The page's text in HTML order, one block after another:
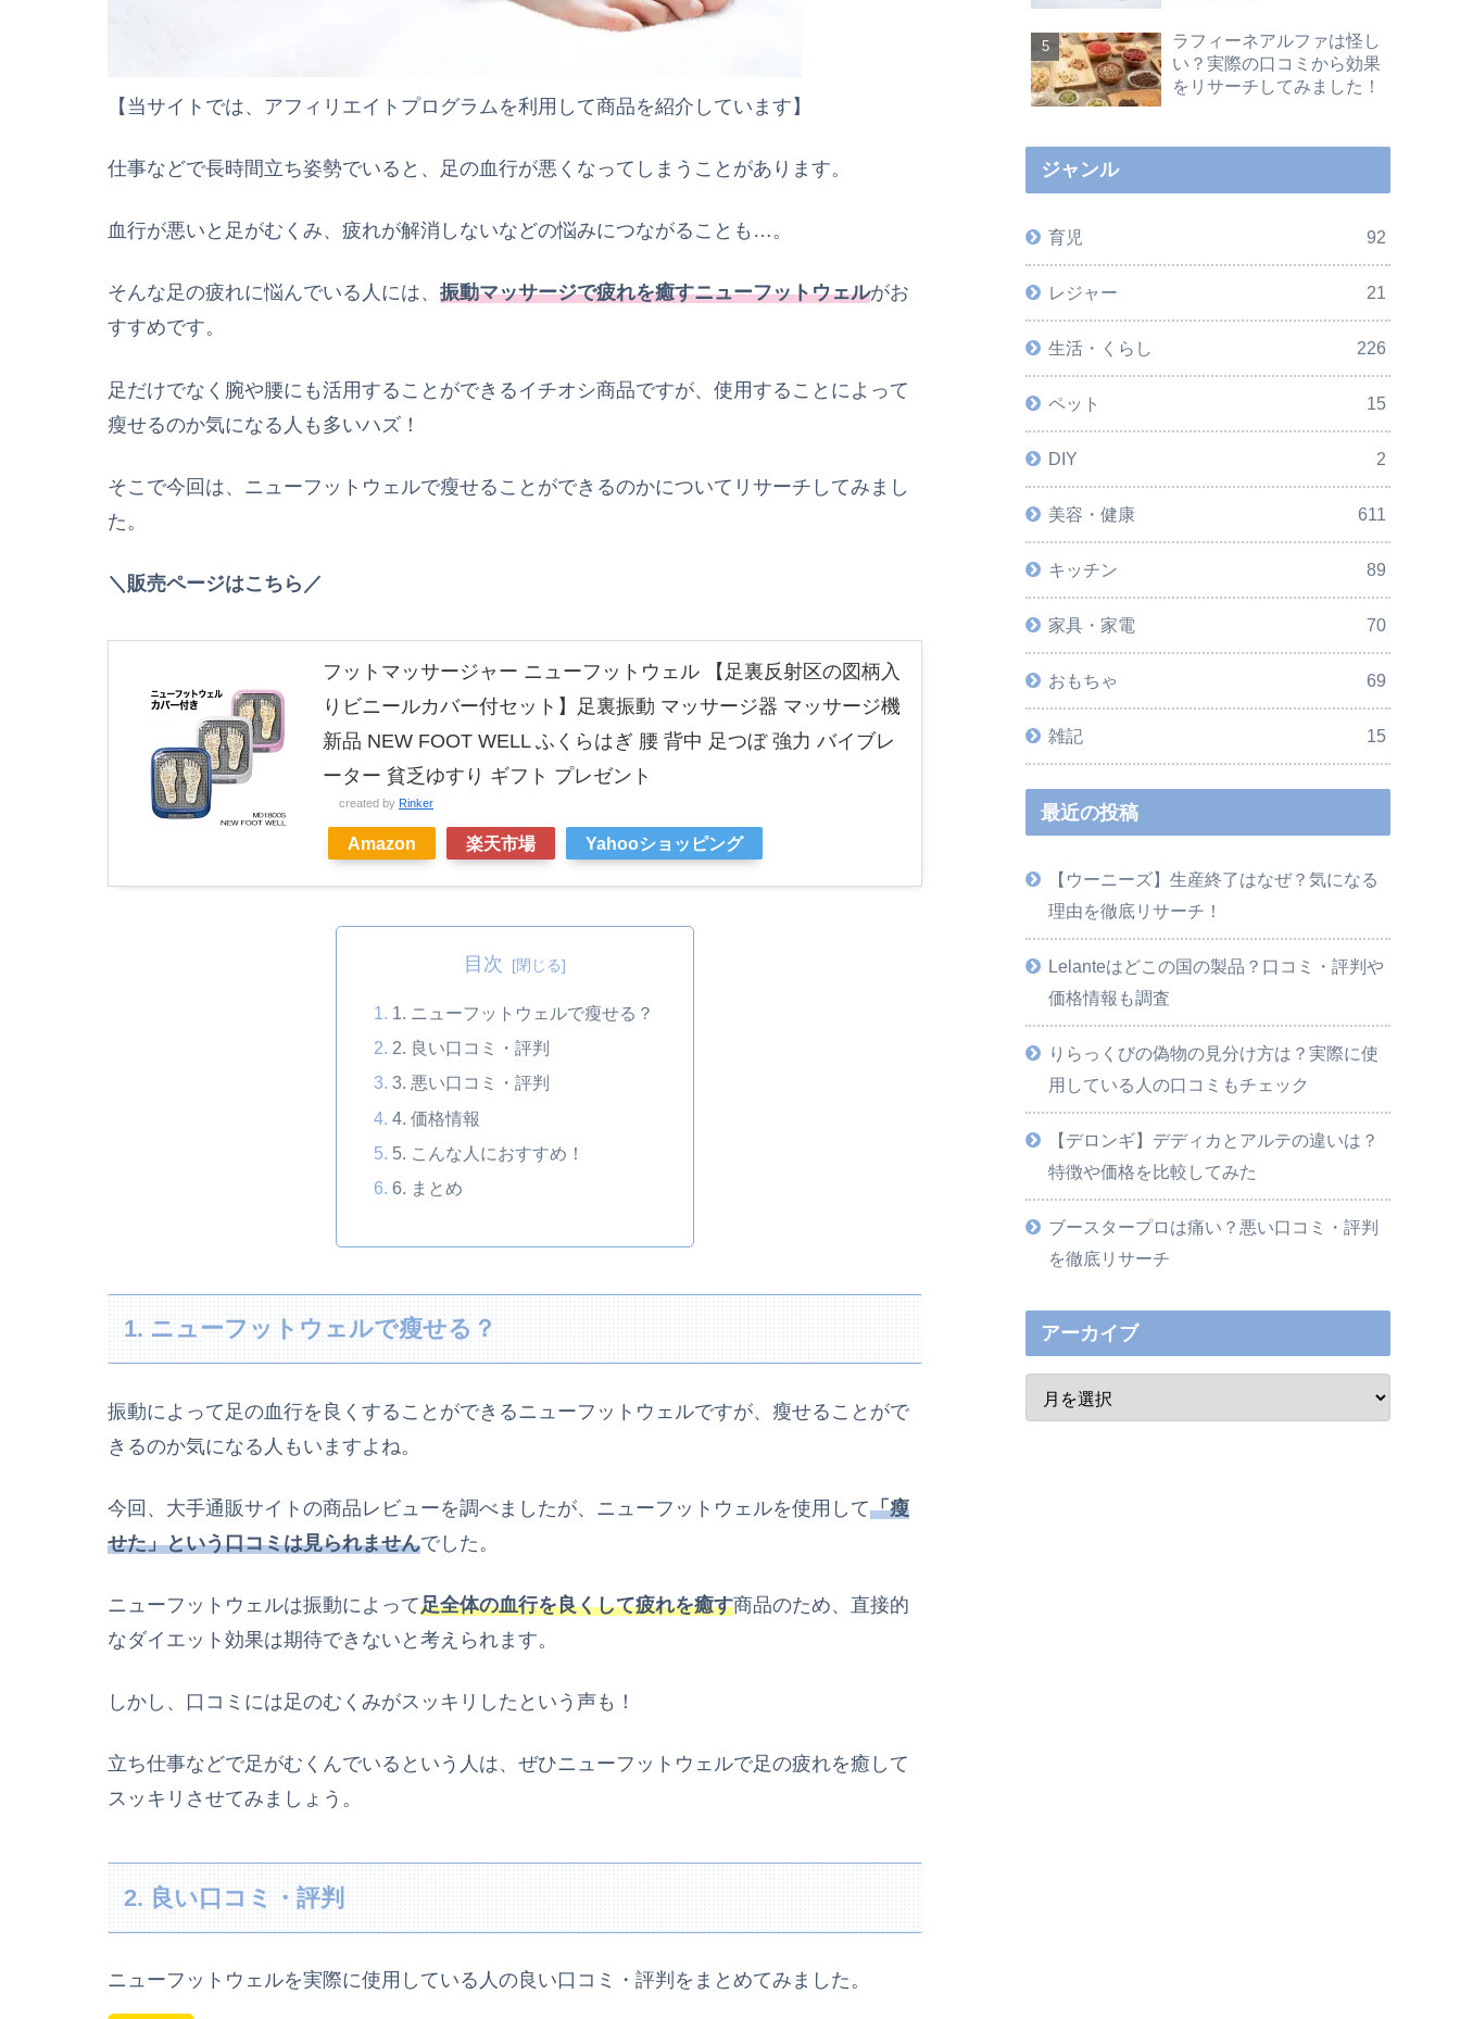
【当サイトでは、アフィリエイトプログラムを利用して商品を紹介しています】
仕事などで長時間立ち姿勢でいると、足の血行が悪くなってしまうことがあります。
血行が悪いと足がむくみ、疲れが解消しないなどの悩みにつながることも…。
そんな足の疲れに悩んでいる人には、 振動マッサージで疲れを癒すニューフットウェルがお
すすめです。
足だけでなく腕や腰にも活用することができるイチオシ商品ですが、使用することによって
瘦せるのか気になる人も多いハズ！
そこで今回は、ニューフットウェルで瘦せることができるのかについてリサーチしてみまし
た。
＼販売ページはこちら／
フットマッサージャー ニューフットウェル 【足裏反射区の図柄入
りビニールカバー付セット】足裏振動 マッサージ器 マッサージ機
新品 NEW FOOT WELL ふくらはぎ 腰 背中 足つぼ 強力 バイブレ
ーター 貧乏ゆすり ギフト プレゼント
created by Rinker
Amazon 楽天市場 Yahooショッピング
目次
1. ニューフットウェルで瘦せる？
2. 良い口コミ・評判
3. 悪い口コミ・評判
4. 価格情報
5. こんな人におすすめ！
6. まとめ
1. ニューフットウェルで瘦せる？
振動によって足の血行を良くすることができるニューフットウェルですが、 瘦せることがで
きるのか気になる人もいますよね。
今回、大手通販サイトの商品レビューを調べましたが、ニューフットウェルを使用して「瘦
せた」という口コミは見られませんでした。
ニューフットウェルは振動によって足全体の血行を良くして疲れを癒す商品のため、直接的
なダイエット効果は期待できないと考えられます。
しかし、口コミには足のむくみがスッキリしたという声も！
立ち仕事などで足がむくんでいるという人は、ぜひニューフットウェルで足の疲れを癒して
スッキリさせてみましょう。
2. 良い口コミ・評判
ニューフットウェルを実際に使用している人の良い口コミ・評判をまとめてみました。
ラフィーネアルファは怪し
い？実際の口コミから効果
をリサーチしてみました！
ジャンル
育児 92
レジャー 21
生活・くらし 226
ペット 15
DIY 2
美容・健康 611
キッチン 89
家具・家電 70
おもちゃ 69
雑記 15
最近の投稿
【ウーニーズ】生産終了はなぜ？気になる
理由を徹底リサーチ！
Lelanteはどこの国の製品？口コミ・評判や
価格情報も調査
りらっくびの偽物の見分け方は？実際に使
用している人の口コミもチェック
【デロンギ】デディカとアルテの違いは？
特徴や価格を比較してみた
ブースタープロは痛い？悪い口コミ・評判
を徹底リサーチ
アーカイブ